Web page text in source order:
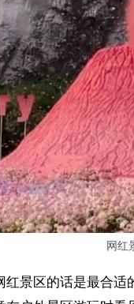
网红
景区的话是最合